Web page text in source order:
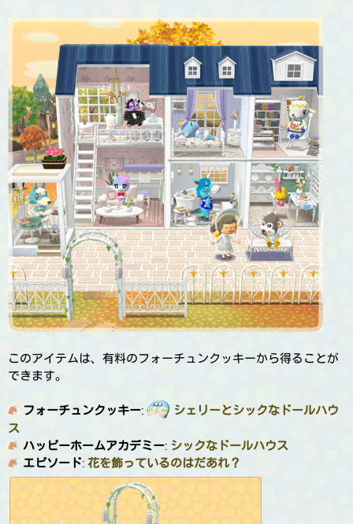
このアイテムは、有料のフォーチュンクッキーから得ることが
できます。
フォーチュンクッキー:
シェリーとシックなドールハウ
ス
ハッピーホームアカデミー: シックなドールハウス
エピソード: 花を飾っているのはだあれ？